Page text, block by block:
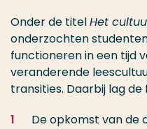
Onder de titelHet
onderzochten
functioneren in een tijd
veranderende
transities. Daarbij lag
De opkomst van de